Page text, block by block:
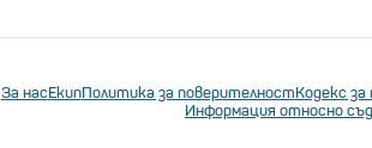
За насЕкипПолитика за поверителностКодекс
Информация относно